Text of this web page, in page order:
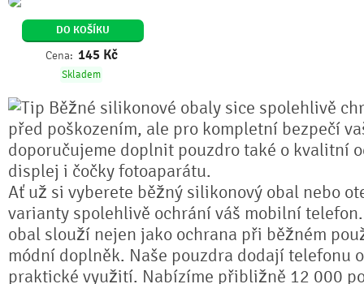
DO KOŠÍKU
Cena: 145 Kč
Skladem
Běžné silikonové obaly sice spolehlivě
před poškozením, ale pro kompletní bezpečí
doporučujeme doplnit pouzdro také o kvalitní
displej i čočky fotoaparátu.
Ať už si vyberete běžný silikonový obal nebo
varianty spolehlivě ochrání váš mobilní
obal slouží nejen jako ochrana při běžném
módní doplněk. Naše pouzdra dodají telefonu
praktické využití. Nabízíme přibližně 12 000